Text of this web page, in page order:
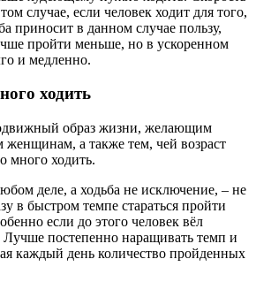
случае, если человек ходит для того,
приносит в данном случае пользу,
пройти меньше, но в ускоренном
и медленно.
ходить
образ жизни, желающим
женщинам, а также тем, чей возраст
много ходить.
деле, а ходьба не исключение, – не
в быстром темпе стараться пройти
если до этого человек вёл
постепенно наращивать темп и
каждый день количество пройденных